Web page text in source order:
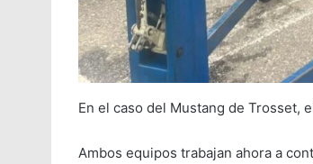
En el caso del Mustang de Trosset,
Ambos equipos trabajan ahora a